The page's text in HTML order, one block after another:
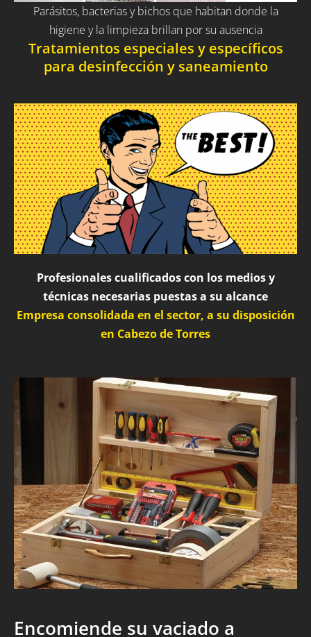
Parásitos, bacterias y bichos que habitan donde la
higiene y la limpieza brillan por su ausencia
Tratamientos especiales y específicos
para desinfección y saneamiento
Profesionales cualificados con los medios y
técnicas necesarias puestas a su alcance
Empresa consolidada en el sector, a su disposición
en Cabezo de Torres
Encomiende su vaciado a